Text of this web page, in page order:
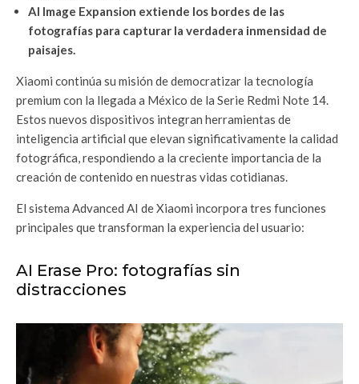
AI Image Expansion extiende los bordes de las
fotografías para capturar la verdadera inmensidad de
paisajes.
Xiaomi continúa su misión de democratizar la tecnología
premium con la llegada a México de la Serie Redmi Note 14.
Estos nuevos dispositivos integran herramientas de
inteligencia artificial que elevan significativamente la calidad
fotográfica, respondiendo a la creciente importancia de la
creación de contenido en nuestras vidas cotidianas.
El sistema Advanced AI de Xiaomi incorpora tres funciones
principales que transforman la experiencia del usuario:
AI Erase Pro: fotografías sin
distracciones